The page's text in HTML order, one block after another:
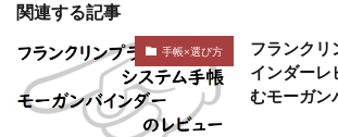
関連する記事
手帳×選び方
フランクリ
インダーレ
むモーガン